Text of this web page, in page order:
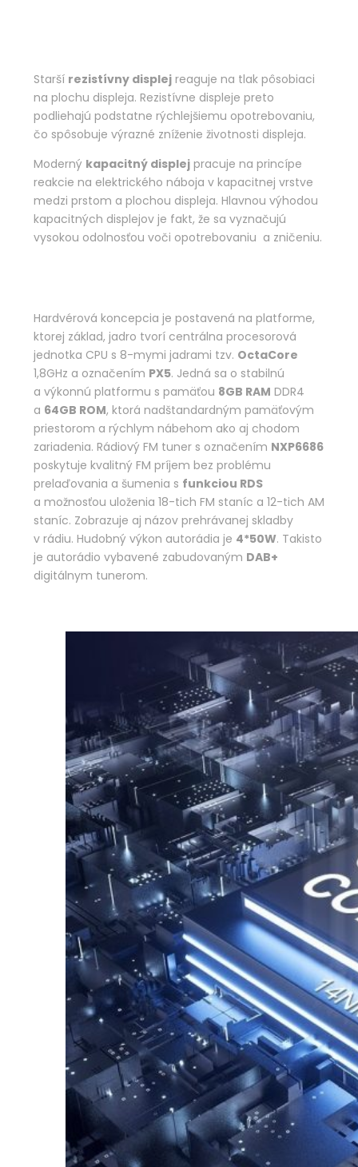
Starší rezistívny displej reaguje na tlak pôsobiaci
na plochu displeja. Rezistívne displeje preto
podliehajú podstatne rýchlejšiemu opotrebovaniu,
čo spôsobuje výrazné zníženie životnosti displeja.
Moderný kapacitný displej pracuje na princípe
reakcie na elektrického náboja v kapacitnej vrstve
medzi prstom a plochou displeja. Hlavnou výhodou
kapacitných displejov je fakt, že sa vyznačujú
vysokou odolnosťou voči opotrebovaniu a zničeniu.
Hardvérová koncepcia je postavená na platforme,
ktorej základ, jadro tvorí centrálna procesorová
jednotka CPU s 8-mymi jadrami tzv. OctaCore
1,8GHz a označením PX5. Jedná sa o stabilnú
a výkonnú platformu s pamäťou 8GB RAM DDR4
a 64GB ROM, ktorá nadštandardným pamäťovým
priestorom a rýchlym nábehom ako aj chodom
zariadenia. Rádiový FM tuner s označením NXP6686
poskytuje kvalitný FM príjem bez problému
prelaďovania a šumenia s funkciou RDS
a možnosťou uloženia 18-tich FM staníc a 12-tich AM
staníc. Zobrazuje aj názov prehrávanej skladby
v rádiu. Hudobný výkon autorádia je 4*50W. Takisto
je autorádio vybavené zabudovaným DAB+
digitálnym tunerom.